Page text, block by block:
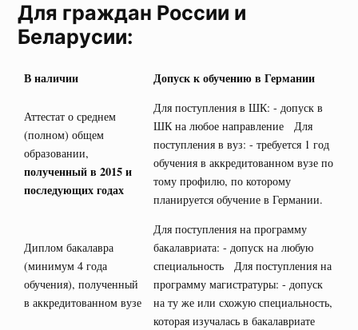
Для граждан России и
Беларусии:
В наличии Допуск к обучению в Германии
Аттестат о среднем
(полном) общем
образовании,
полученный в 2015 и
последующих годах
Для поступления в ШК: - допуск в
ШК на любое направление Для
поступления в вуз: - требуется 1 год
обучения в аккредитованном вузе по
тому профилю, по которому
планируется обучение в Германии.
Диплом бакалавра
(минимум 4 года
обучения), полученный
в аккредитованном вузе
Для поступления на программу
бакалавриата: - допуск на любую
специальность Для поступления на
программу магистратуры: - допуск
на ту же или схожую специальность,
которая изучалась в бакалавриате